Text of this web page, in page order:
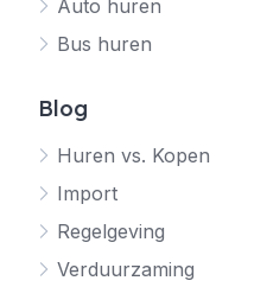
Auto huren
Bus huren
Blog
Huren vs. Kopen
Import
Regelgeving
Verduurzaming